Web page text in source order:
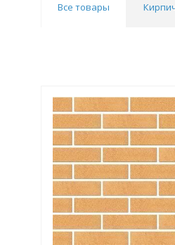
Все товары